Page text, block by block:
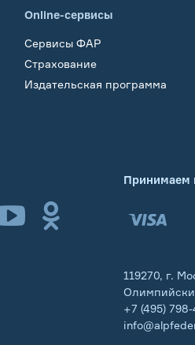
Online-сервисы
Сервисы ФАР
Страхование
Издательская программа
Принимаем
119270, г.
+7 (495)